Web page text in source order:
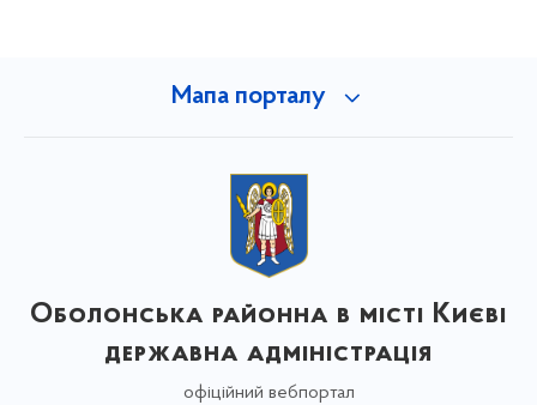
Мапа порталу
Оболонська районна в місті Києві
державна адміністрація
офіційний вебпортал